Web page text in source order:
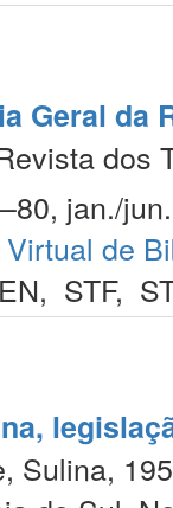
Geral da
dos
jan./
Virtual de
, STF,
Sulina,